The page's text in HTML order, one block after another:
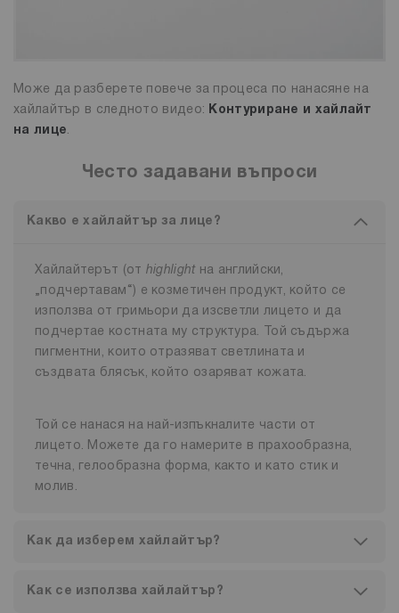
Може да разберете повече за процеса по нанасяне на
хайлайтър в следното видео:
Контуриране и хайлайт
на лице.
Често задавани въпроси
Какво е хайлайтър за лице?
Хайлайтерът (от highlightна английски,
„подчертавам“) е козметичен продукт, който се
използва от гримьори да изсветли лицето и да
подчертае костната му структура. Той съдържа
пигментни, които отразяват светлината и
създвата блясък, който озаряват кожата.
Той се нанася на най-изпъкналите части от
лицето. Можете да го намерите в прахообразна,
течна, гелообразна форма, както и като стик и
молив.
Как да изберем хайлайтър?
Как се използва хайлайтър?